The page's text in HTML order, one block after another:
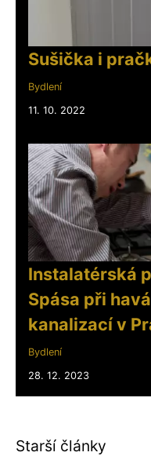
Sušička i
Bydlení
11. 10. 2022
Instalatérská
Spása při
kanalizací v
Bydlení
28. 12. 2023
Starší články